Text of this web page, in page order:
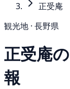
正受庵
観光地 · 長野県
正受庵の
報